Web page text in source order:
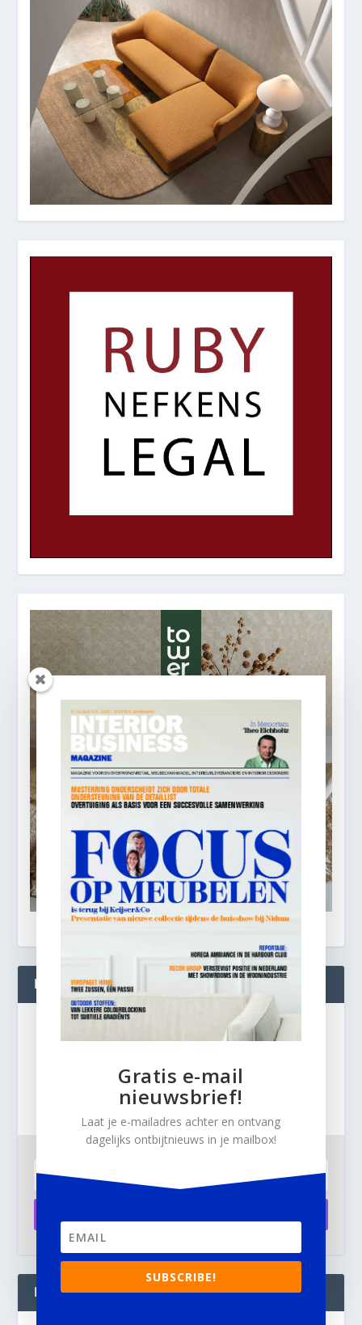
BLIJF OP DE HOOGTE!
Gratis
Laat je e-mailadres achter en ontvang dagelijks
ontbijtnieuws in je mailbox.
INTERIOR BUSINESS LIVE:
Gratis e-mail
nieuwsbrief!
Laat je e-mailadres achter en ontvang
dagelijks ontbijtnieuws in je mailbox!
SUBSCRIBE!